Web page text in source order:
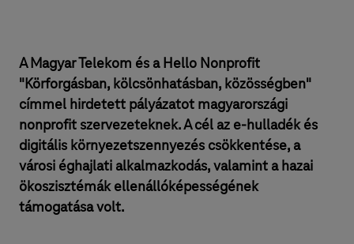
A Magyar Telekom és a Hello Nonprofit
"Körforgásban, kölcsönhatásban, közösségben"
címmel hirdetett pályázatot magyarországi
nonprofit szervezeteknek. A cél az e-hulladék és
digitális környezetszennyezés csökkentése, a
városi éghajlati alkalmazkodás, valamint a hazai
ökoszisztémák ellenállóképességének
támogatása volt.